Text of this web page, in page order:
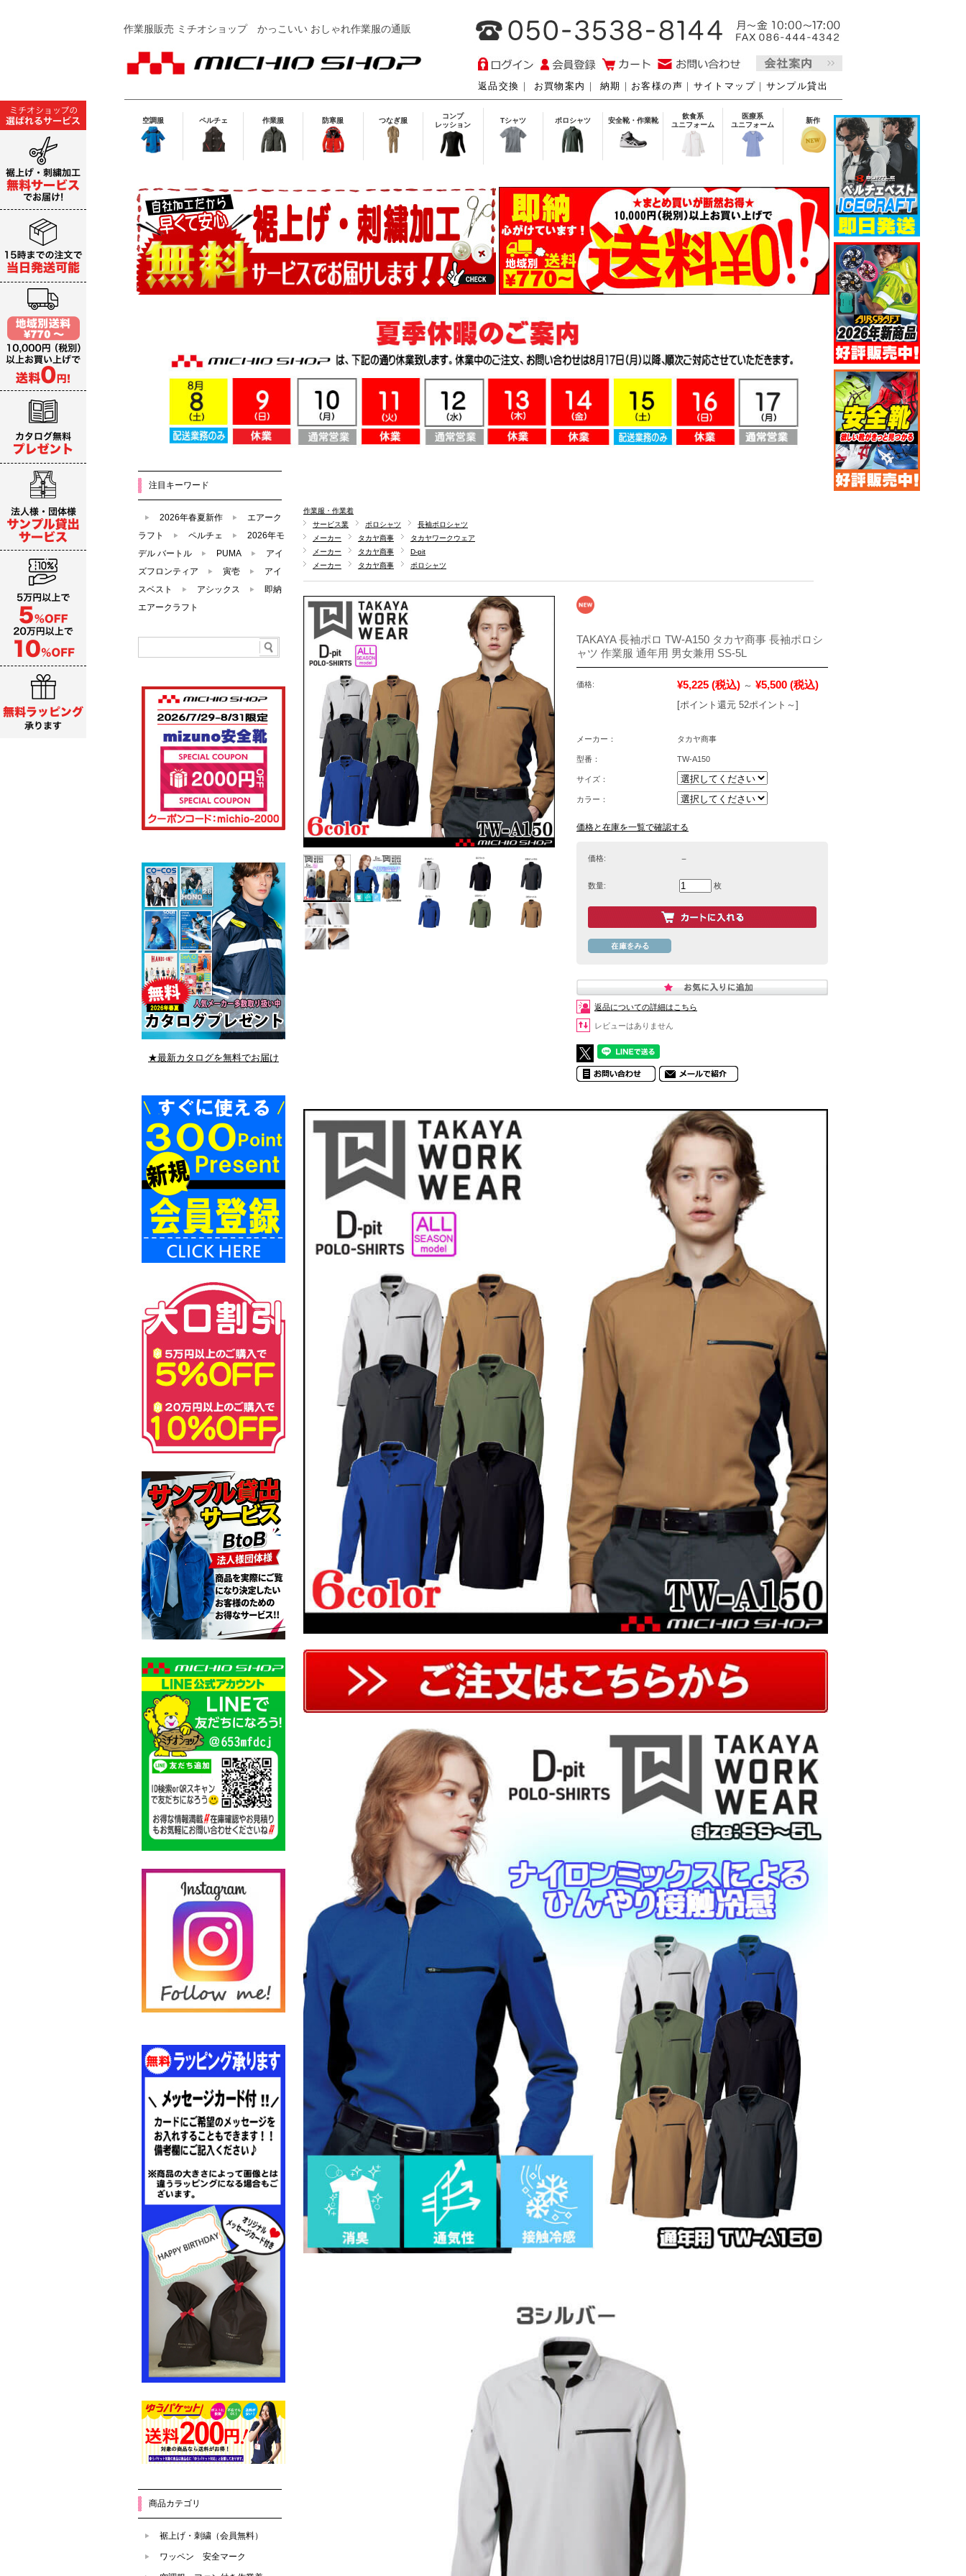
作業服販売 ミチオショップかっこいい おしゃれ作業服の通販
返品交換 ｜ お買物案内 ｜ 納期 ｜ お客様の声 ｜ サイトマップ ｜ サンプル貸出
空調服 ペルチェ 作業服 防寒服 つなぎ服
コンプ
レッション
Tシャツ ポロシャツ 安全靴・作業靴
飲食系
ユニフォーム
医療系
ユニフォーム
新作
作業服・作業着
サービス業
ポロシャツ
長袖ポロシャツ
メーカー
タカヤ商事
タカヤワークウェア
メーカー
タカヤ商事
D-pit
メーカー
タカヤ商事 ポロシャツ
TAKAYA 長袖ポロ TW-A150 タカヤ商事 長袖ポロシ
ャツ 作業服 通年用 男女兼用 SS-5L
価格: ¥5,225 (税込) ～ ¥5,500 (税込)
[ポイント還元 52ポイント～]
メーカー： タカヤ商事
型番： TW-A150
サイズ：
カラー：
価格と在庫を一覧で確認する
価格: －
数量: 枚
返品についての詳細はこちら
レビューはありません
注目キーワード
2026年春夏新作
エアーク
ラフト
ペルチェ
2026年モ
デル バートル
PUMA
アイ
ズフロンティア
寅壱
アイ
スベスト
アシックス
即納
エアークラフト
★最新カタログを無料でお届け
商品カテゴリ
裾上げ・刺繍（会員無料）
ワッペン 安全マーク